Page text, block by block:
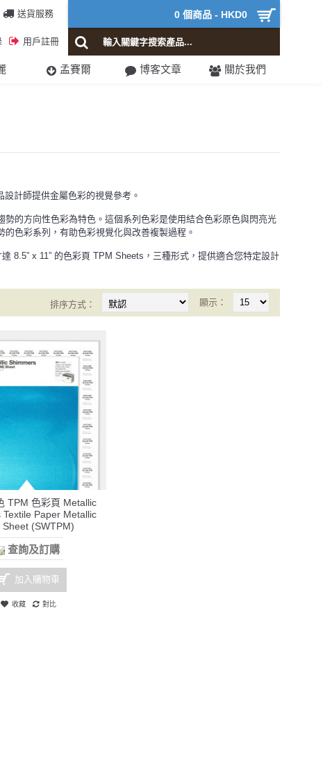
送貨服務 0 個商品 - HKD0
用戶註冊
孟賽爾 博客文章 關於我們
計師提供金屬色彩的視覺參考。
的方向性色彩為特色。這個系列色彩是使用結合色彩原色與閃亮光
色彩系列，有助色彩視覺化與改善複製過程。
8.5” x 11” 的色彩頁 TPM Sheets，三種形式，提供適合您特定設計
顯示：
排序方式：
TPM 色彩頁 Metallic
Textile Paper Metallic
Sheet (SWTPM)
查詢及訂購
加入購物車
收藏 對比